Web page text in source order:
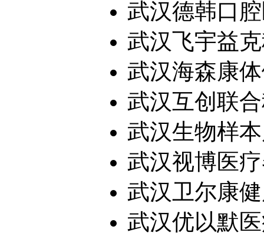
武汉德韩口
武汉飞宇益
武汉海森康
武汉互创联
武汉生物样
武汉视博医
武汉卫尔康
武汉优以默